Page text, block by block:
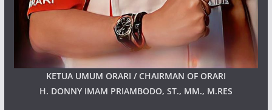
KETUA UMUM ORARI / CHAIRMAN OF ORARI
H. DONNY IMAM PRIAMBODO, ST., MM., M.RES